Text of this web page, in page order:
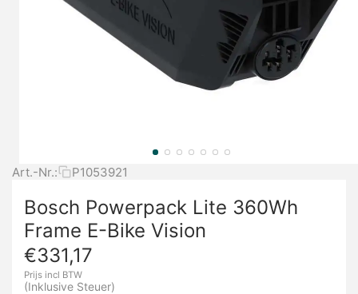
Art.-Nr.: P1053921
Bosch Powerpack Lite 360Wh
Frame E-Bike Vision
€331,17
Prijs incl BTW
(Inklusive Steuer)